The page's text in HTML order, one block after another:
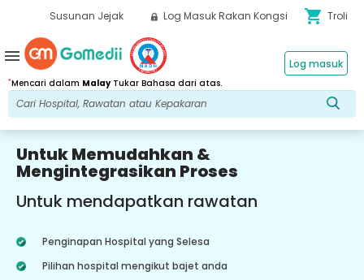
Susunan Jejak Log Masuk Rakan Kongsi shopping_cart Troli
*Mencari dalam MalayTukar Bahasa dari atas.
Log masuk
menu
Untuk Memudahkan &
Mengintegrasikan Proses
Untuk mendapatkan rawatan
Penginapan Hospital yang Selesa
Pilihan hospital mengikut bajet anda